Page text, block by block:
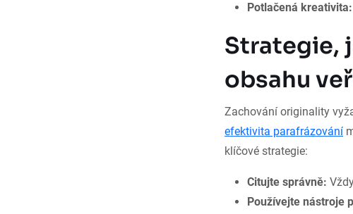
Potlačená kreativita:
Strategie,
obsahu
Zachování originality
efektivita parafrázování
klíčové strategie:
Citujte správně:
Používejte nástroje